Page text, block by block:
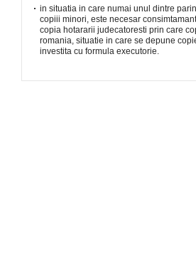
in situatia in care numai unul dintre
copiii minori, este necesar
copia hotararii judecatoresti prin care
romania, situatie in care se depune
investita cu formula executorie.